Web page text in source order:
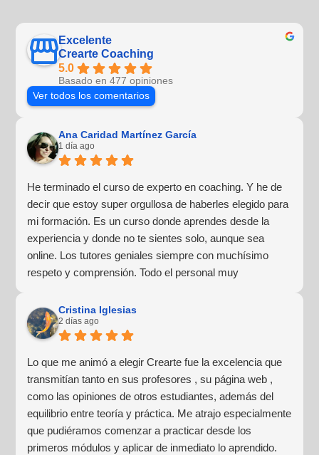
Excelente
Crearte Coaching
5.0
Basado en 477 opiniones
Ver todos los comentarios
Ana Caridad Martínez García
1 día ago
He terminado el curso de experto en coaching. Y he de
decir que estoy super orgullosa de haberles elegido para
mi formación. Es un curso donde aprendes desde la
experiencia y donde no te sientes solo, aunque sea
online. Los tutores geniales siempre con muchísimo
respeto y comprensión. Todo el personal muy
cercano. Haré más formaciones con ellos sin duda
alguna.
Cristina Iglesias
2 días ago
Lo que me animó a elegir Crearte fue la excelencia que
transmitían tanto en sus profesores , su página web ,
como las opiniones de otros estudiantes, además del
equilibrio entre teoría y práctica. Me atrajo especialmente
que pudiéramos comenzar a practicar desde los
primeros módulos y aplicar de inmediato lo aprendido.